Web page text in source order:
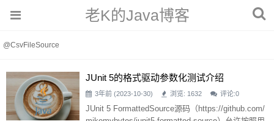
老K的Java博客
@CsvFileSource
JUnit 5的格式驱动参数化测试介绍
3年前 (2023-10-30) 浏览: 1632 评论:0
JUnit 5 FormattedSource源码（https://github.com/